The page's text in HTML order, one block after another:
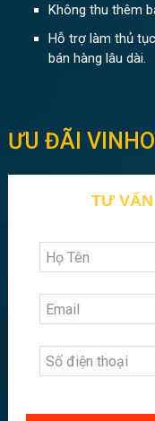
Không thu thêm
Hỗ trợ làm thủ
bán hàng lâu dài.
ƯU ĐÃI
TƯ